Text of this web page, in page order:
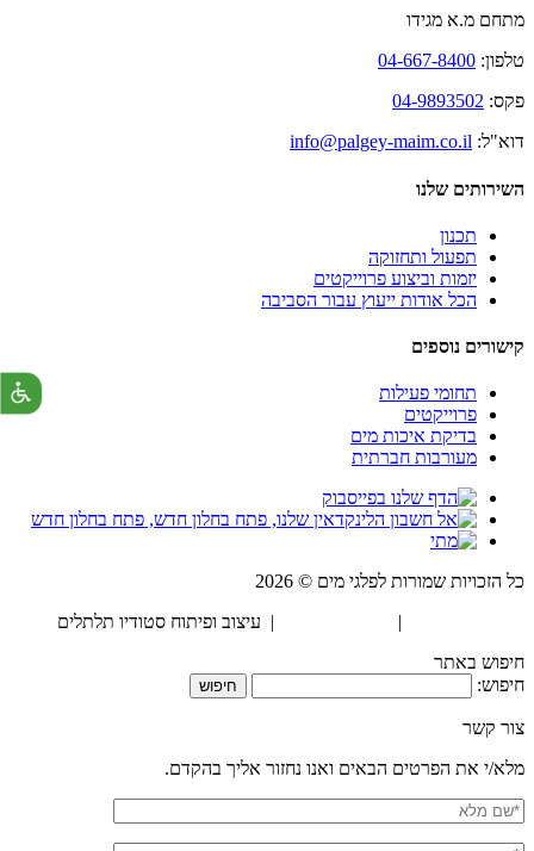
מתחם מ.א מגידו
טלפון: 04-667-8400
פקס: 04-9893502
דוא"ל: info@palgey-maim.co.il
השירותים שלנו
תכנון
תפעול ותחזוקה
יזמות וביצוע פרוייקטים
הכל אודות ייעוץ עבור הסביבה
קישורים נוספים
תחומי פעילות
פרוייקטים
בדיקת איכות מים
מעורבות חברתית
כל הזכויות שמורות לפלגי מים © 2026
| עיצוב ופיתוח סטודיו תלתלים
חיפוש באתר
חיפוש:
צור קשר
מלא/י את הפרטים הבאים ואנו נחזור אליך בהקדם.